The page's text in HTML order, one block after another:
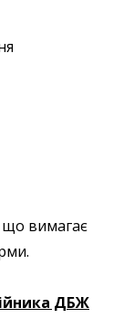
що вимагає
ДБЖ